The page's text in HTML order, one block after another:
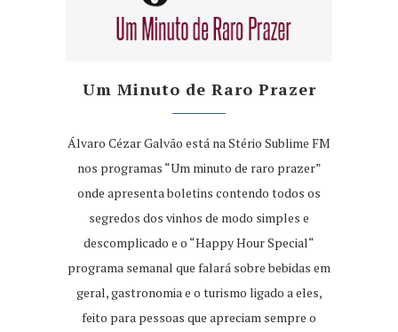
Um Minuto de Raro Prazer
Álvaro Cézar Galvão está na Stério Sublime FM
nos programas “Um minuto de raro prazer”
onde apresenta boletins contendo todos os
segredos dos vinhos de modo simples e
descomplicado e o “Happy Hour Special“
programa semanal que falará sobre bebidas em
geral, gastronomia e o turismo ligado a eles,
feito para pessoas que apreciam sempre o